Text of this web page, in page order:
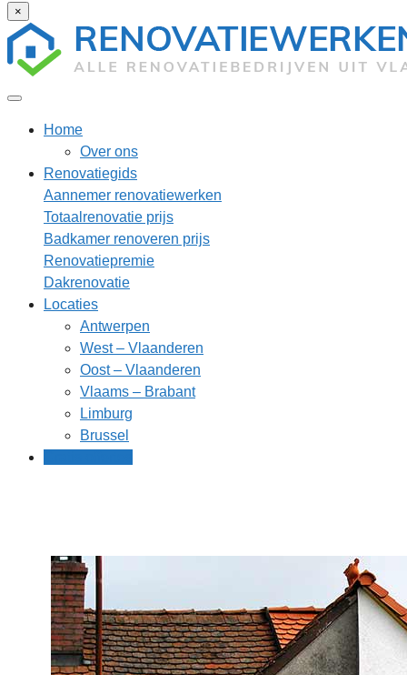
×
Home
Over ons
Renovatiegids
Aannemer renovatiewerken
Totaalrenovatie prijs
Badkamer renoveren prijs
Renovatiepremie
Dakrenovatie
Locaties
Antwerpen
West – Vlaanderen
Oost – Vlaanderen
Vlaams – Brabant
Limburg
Brussel